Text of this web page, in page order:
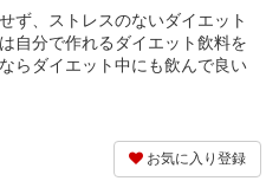
ず、ストレスのないダイエット
自分で作れるダイエット飲料を
らダイエット中にも飲んで良い
お気に入り登録